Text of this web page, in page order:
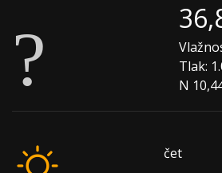
Tlak:
N
čet